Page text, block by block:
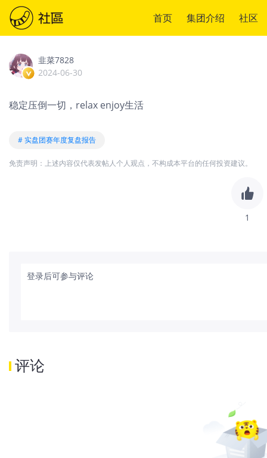
首页 集团介绍 社区
韭菜7828
2024-06-30
稳定压倒一切，relax enjoy生活
# 实盘团赛年度复盘报告
免责声明：上述内容仅代表发帖人个人观点，不构成本平台的任何投资建议。
1
登录后可参与评论
评论